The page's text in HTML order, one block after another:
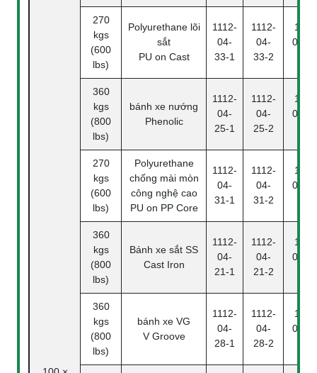
270
kgs
(600
lbs)
Polyurethane lõi
sắt
PU on Cast
1112-
04-
33-1
1112-
04-
33-2
04-
360
kgs
(800
lbs)
bánh xe nướng
Phenolic
1112-
04-
25-1
1112-
04-
25-2
04-
270
kgs
(600
lbs)
Polyurethane
chống mài mòn
công nghệ cao
PU on PP Core
1112-
04-
31-1
1112-
04-
31-2
04-
360
kgs
(800
lbs)
Bánh xe sắt SS
Cast Iron
1112-
04-
21-1
1112-
04-
21-2
04-
360
kgs
(800
lbs)
bánh xe VG
V Groove
1112-
04-
28-1
1112-
04-
28-2
04-